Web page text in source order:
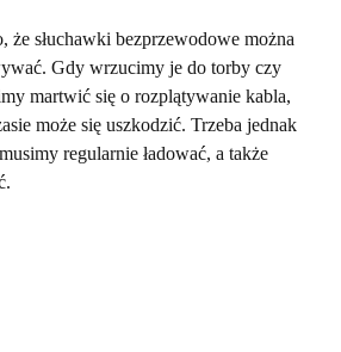
że słuchawki bezprzewodowe można
Gdy wrzucimy je do torby czy
martwić się o rozplątywanie kabla,
może się uszkodzić. Trzeba jednak
regularnie ładować, a także